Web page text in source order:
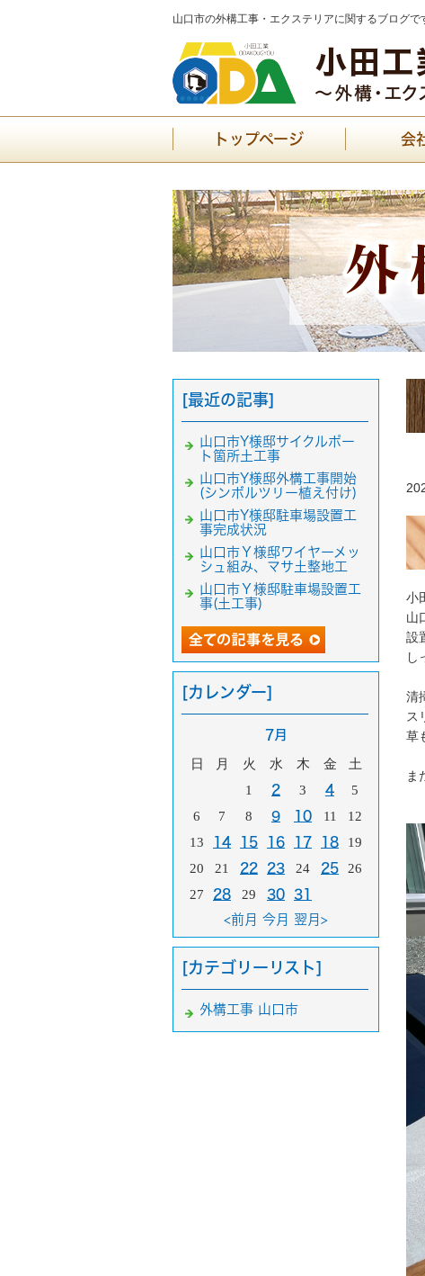
山口市の外構工事・エクステリアに関するブログ
トップページ 会
小
山
設
し
清
ス
草
ま
[最近の記事]
山口市Y様邸サイクルポー
ト箇所土工事
山口市Y様邸外構工事開始
(シンボルツリー植え付け)
山口市Y様邸駐車場設置工
事完成状況
山口市Ｙ様邸ワイヤーメッ
シュ組み、マサ土整地工
山口市Ｙ様邸駐車場設置工
事(土工事)
[カレンダー]
7月
日 月 火 水 木 金
土
1
2 3 4
5
6
7 8 9 10 11
12
13
14 15 16 17 18
19
20
21 22 23 24 25
26
27
28 29 30
31
<前月 今月 翌月>
[カテゴリーリスト]
外構工事 山口市